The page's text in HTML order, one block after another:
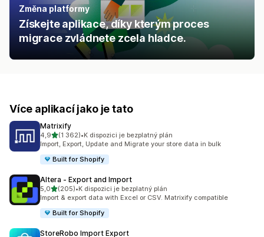
Změna platformy
Získejte aplikace, díky kterým proces
migrace zvládnete zcela hladce.
Více aplikací jako je tato
Matrixify
4,9z 5 hvězd
(1 362)
Celkový počet recenzí: 1362
•K dispozici je bezplatný plán
Import, Export, Update and Migrate your store data in bulk
Built for Shopify
Altera ‑ Export and Import
5,0z 5 hvězd
(205)
Celkový počet recenzí: 205
•K dispozici je bezplatný plán
Import & export data with Excel or CSV. Matrixify compatible
Built for Shopify
StoreRobo Import Export